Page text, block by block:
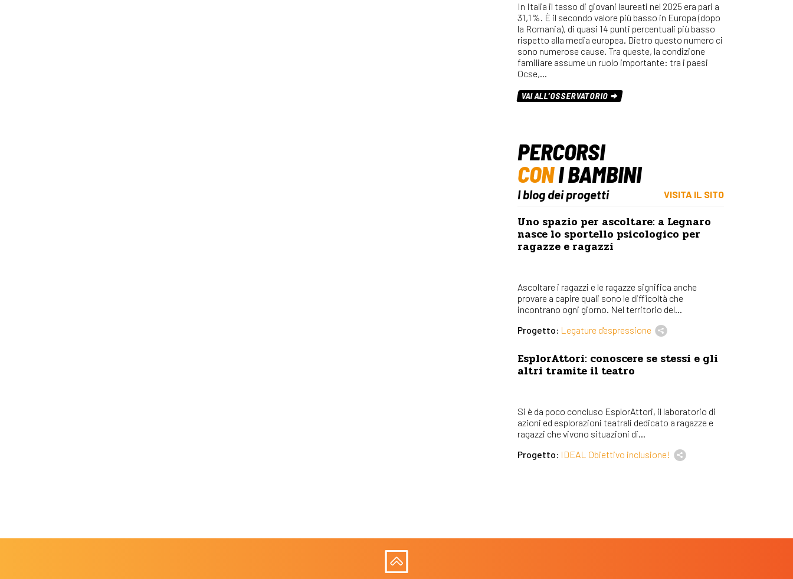
In Italia il tasso di giovani laureati nel 2025 era pari a
31,1%. È il secondo valore più basso in Europa (dopo
la Romania), di quasi 14 punti percentuali più basso
rispetto alla media europea. Dietro questo numero ci
sono numerose cause. Tra queste, la condizione
familiare assume un ruolo importante: tra i paesi
Ocse,…
VAI ALL'OSSERVATORIO
PERCORSI
CONI BAMBINI
I blog dei progetti VISITA IL SITO
Uno spazio per ascoltare: a Legnaro
nasce lo sportello psicologico per
ragazze e ragazzi
Ascoltare i ragazzi e le ragazze significa anche
provare a capire quali sono le difficoltà che
incontrano ogni giorno. Nel territorio del...
Progetto: Legature d'espressione
EsplorAttori: conoscere se stessi e gli
altri tramite il teatro
Si è da poco concluso EsplorAttori, il laboratorio di
azioni ed esplorazioni teatrali dedicato a ragazze e
ragazzi che vivono situazioni di...
Progetto: IDEAL Obiettivo inclusione!